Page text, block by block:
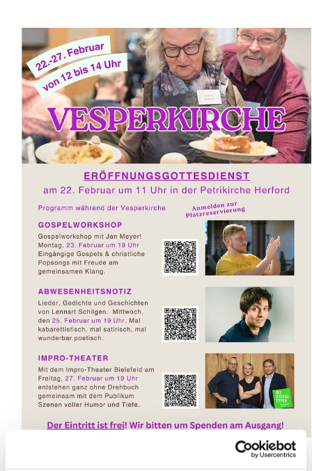
Wenn sich im Februar 2026 erneut die Türen der